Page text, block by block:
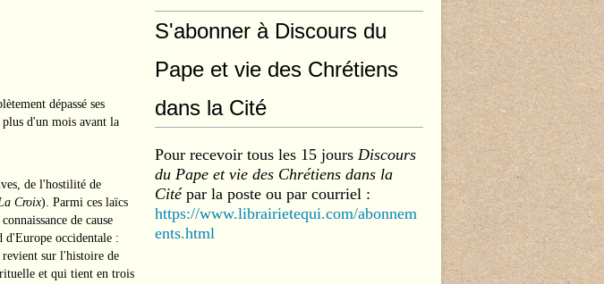
dépassé ses
plus d'un mois avant la
de l'hostilité de
Croix). Parmi ces laïcs
de cause
occidentale :
sur l'histoire de
et qui tient en trois
S'abonner à Discours du
Pape et vie des Chrétiens
dans la Cité
Pour recevoir tous les 15 jours Discours
du Pape et vie des Chrétiens dans la
Citépar la poste ou par courriel :
https://www.librairietequi.com/abonnem
ents.html